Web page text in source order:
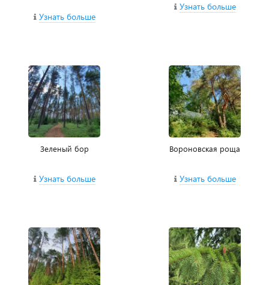
Узнать больше
Узнать больше
Зеленый бор
Узнать больше
Вороновская роща
Узнать больше